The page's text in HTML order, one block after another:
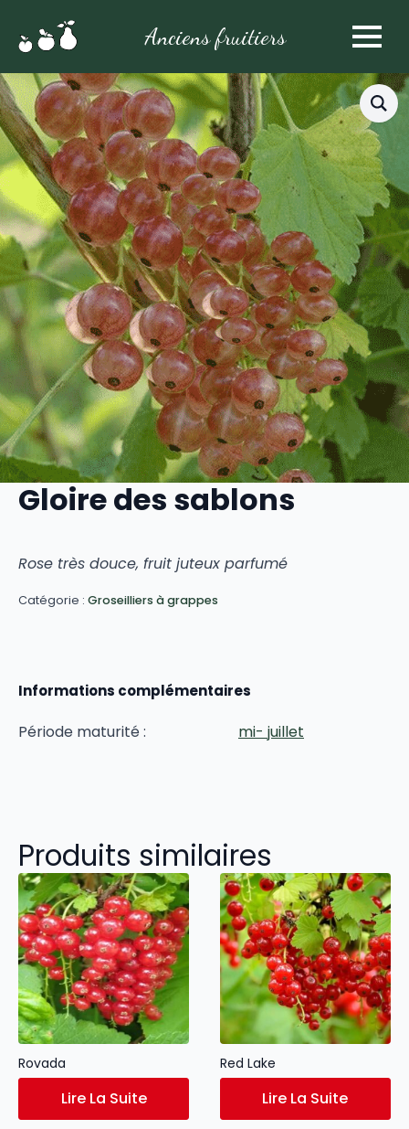
Anciens fruitiers
Gloire des sablons
Rose très douce, fruit juteux parfumé
Catégorie : Groseilliers à grappes
Informations complémentaires
Période maturité : mi- juillet
Produits similaires
Rovada
Lire La Suite
Red Lake
Lire La Suite